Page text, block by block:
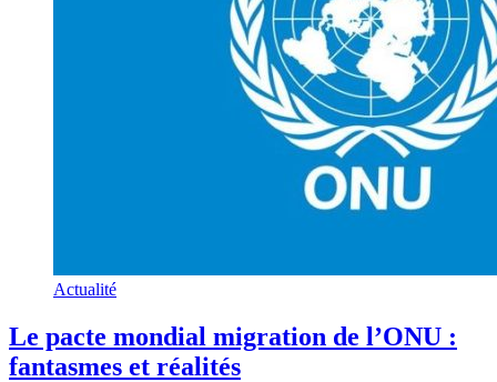
Actualité
Le pacte mondial migration de l’ONU :
fantasmes et réalités